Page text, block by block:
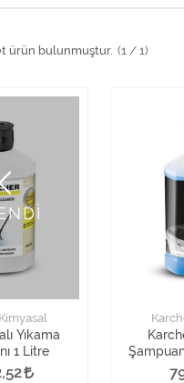
ürün bulunmuştur. (1 / 1)
Yıkama
1 Litre